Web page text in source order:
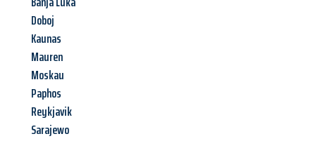
Doboj
Kaunas
Mauren
Moskau
Paphos
Reykjavik
Sarajewo